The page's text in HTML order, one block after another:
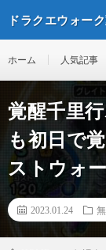
ドラクエウォー
ホーム 人気記事
覚醒千里
も初日で
ストウォ
2023.01.24